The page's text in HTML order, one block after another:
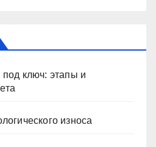
ключ: этапы и
износа